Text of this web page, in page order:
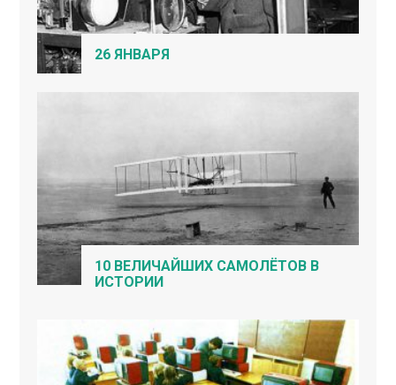
26 ЯНВАРЯ
10 ВЕЛИЧАЙШИХ САМОЛЁТОВ В
ИСТОРИИ